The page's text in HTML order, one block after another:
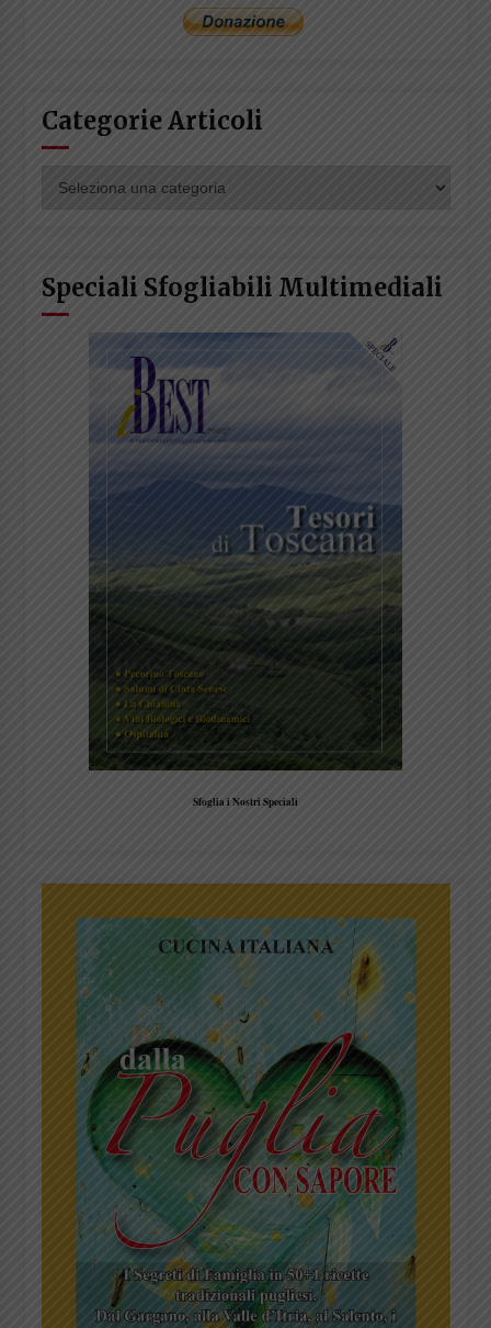
Categorie Articoli
Articoli
Speciali Sfogliabili Multimediali
Sfoglia i Nostri Speciali